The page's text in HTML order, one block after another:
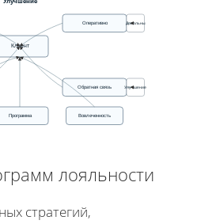
Оперативно Довольны
Обратная связь Улучшение
Клиент
Программа Вовлеченность
лояльности
стратегий,